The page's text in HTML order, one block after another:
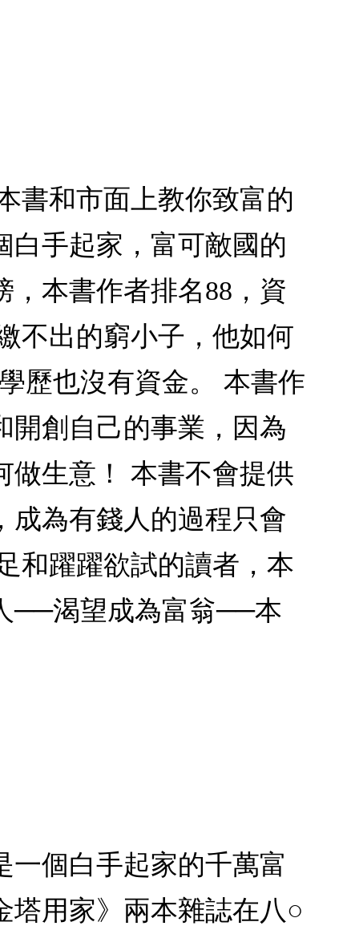
書和市面上教你致富的
白手起家，富可敵國的
，本書作者排名88，資
不出的窮小子，他如何
歷也沒有資金。 本書作
開創自己的事業，因為
做生意！ 本書不會提供
成為有錢人的過程只會
和躍躍欲試的讀者，本
──渴望成為富翁──本
一個白手起家的千萬富
塔用家》兩本雜誌在八○